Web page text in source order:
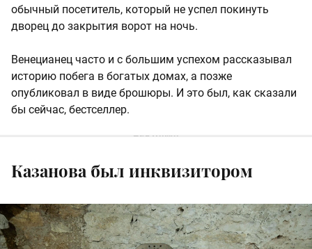
обычный посетитель, который не успел покинуть
дворец до закрытия ворот на ночь.
Венецианец часто и с большим успехом рассказывал
историю побега в богатых домах, а позже
опубликовал в виде брошюры. И это был, как сказали
бы сейчас, бестселлер.
Казанова был инквизитором